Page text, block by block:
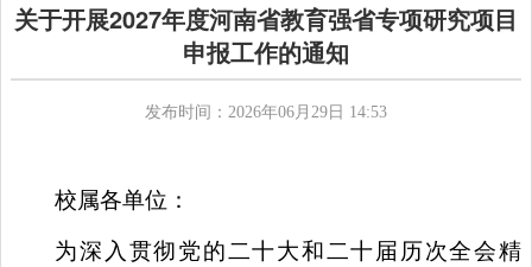
关于开展2027年度河南省教育强省专项研究项目
申报工作的通知
发布时间：2026年06月29日 14:53
校属各单位：
为深入贯彻党的二十大和二十届历次全会精